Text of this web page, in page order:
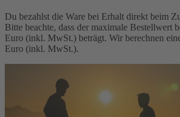
Du bezahlst die Ware bei Erhalt direkt beim
Bitte beachte, dass der maximale Bestellwert
Euro (inkl. MwSt.) beträgt. Wir berechnen
Euro (inkl. MwSt.).